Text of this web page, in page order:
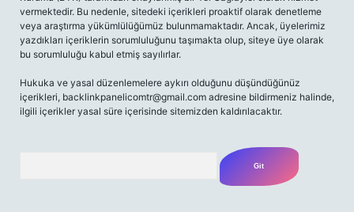
vermektedir. Bu nedenle, sitedeki içerikleri proaktif olarak denetleme
veya araştırma yükümlülüğümüz bulunmamaktadır. Ancak, üyelerimiz
yazdıkları içeriklerin sorumluluğunu taşımakta olup, siteye üye olarak
bu sorumluluğu kabul etmiş sayılırlar.
Hukuka ve yasal düzenlemelere aykırı olduğunu düşündüğünüz
içerikleri, backlinkpanelicomtr@gmail.com adresine bildirmeniz halinde,
ilgili içerikler yasal süre içerisinde sitemizden kaldırılacaktır.